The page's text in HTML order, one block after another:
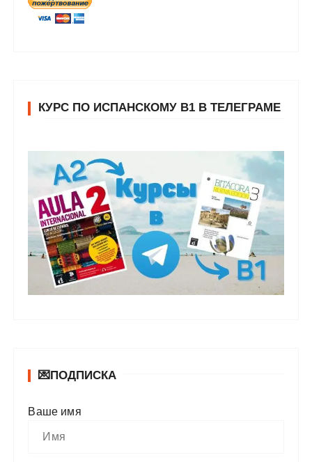
КУРС ПО ИСПАНСКОМУ В1 В ТЕЛЕГРАМЕ
💌ПОДПИСКА
Ваше имя